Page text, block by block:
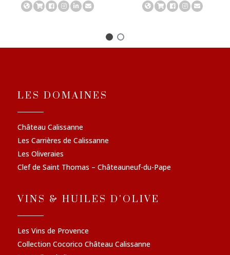
LES DOMAINES
Château Calissanne
Les Carrières de Calissanne
Les Oliveraies
Clef de Saint Thomas – Châteauneuf-du-Pape
VINS & HUILES D'OLIVE
Les Vins de Provence
Collection Cocorico Château Calissanne